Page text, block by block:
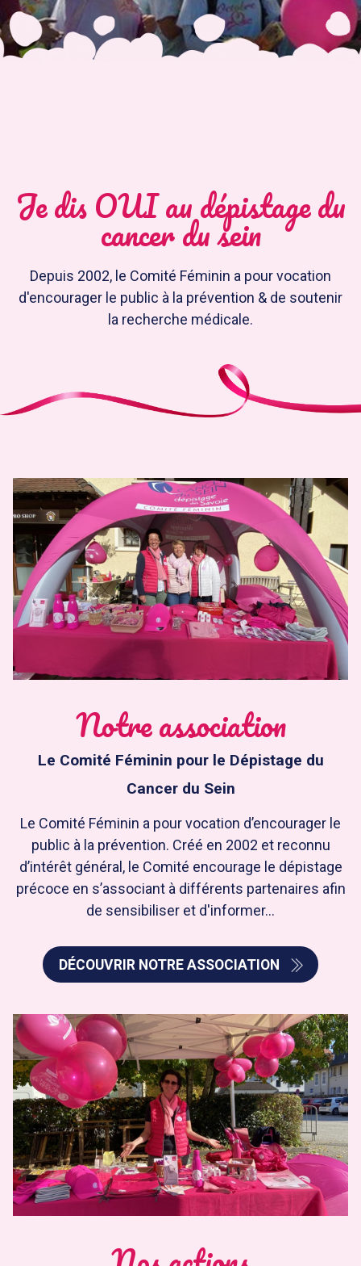
Je dis OUI au dépistage du
cancer du sein
Depuis 2002, le Comité Féminin a pour vocation
d'encourager le public à la prévention & de soutenir
la recherche médicale.
Notre association
Le Comité Féminin pour le Dépistage du
Cancer du Sein
Le Comité Féminin a pour vocation d’encourager le
public à la prévention. Créé en 2002 et reconnu
d’intérêt général, le Comité encourage le dépistage
précoce en s’associant à différents partenaires afin
de sensibiliser et d'informer...
DÉCOUVRIR NOTRE ASSOCIATION